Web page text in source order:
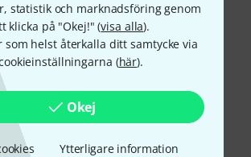
statistik och marknadsföring genom
klicka på "Okej!" (visa alla).
som helst återkalla ditt samtycke via
(här).
Okej
Ytterligare information
tryggt och säkert med
Klarna Direktbetalning
garanti
köp